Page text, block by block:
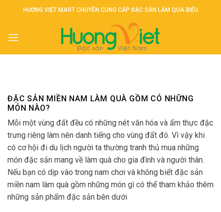
HƯƠNG VIỆT MART CHUYÊN CUNG CẤP ĐẶC SẢN LÀM QUÀ BIẾU
ĐẶC SẢN MIỀN NAM LÀM QUÀ GỒM CÓ NHỮNG
MÓN NÀO?
Mỗi một vùng đất đều có những nét văn hóa và ẩm thực đặc
trưng riêng làm nên danh tiếng cho vùng đất đó. Vì vậy khi
có cơ hội đi du lịch người ta thường tranh thủ mua những
món đặc sản mang về làm quà cho gia đình và người thân.
Nếu bạn có dịp vào trong nam chơi và không biết đặc sản
miền nam làm quà gồm những món gì có thể tham khảo thêm
những sản phẩm đặc sản bên dưới